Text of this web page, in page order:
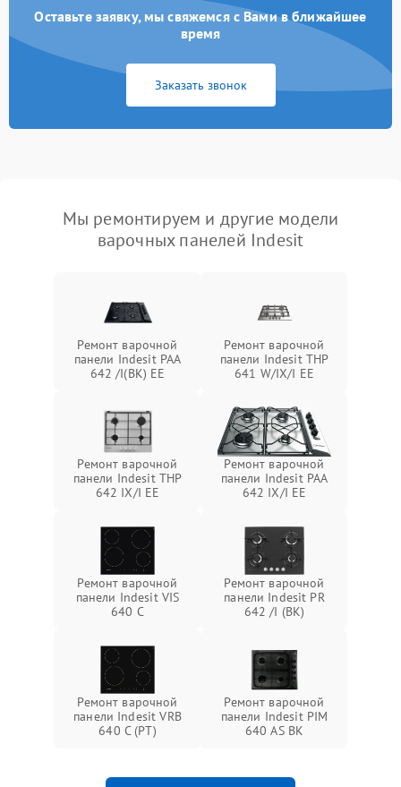
Оставьте заявку, мы свяжемся с Вами в ближайшее
время
Заказать звонок
Мы ремонтируем и другие модели
варочных панелей Indesit
Ремонт варочной
панели Indesit PAA
642 /I(BK) EE
Ремонт варочной
панели Indesit THP
641 W/IX/I EE
Ремонт варочной
панели Indesit THP
642 IX/I EE
Ремонт варочной
панели Indesit PAA
642 IX/I EE
Ремонт варочной
панели Indesit VIS
640 C
Ремонт варочной
панели Indesit PR
642 /I (BK)
Ремонт варочной
панели Indesit VRB
640 C (PT)
Ремонт варочной
панели Indesit PIM
640 AS BK